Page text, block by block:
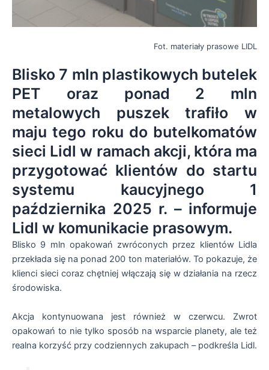
Fot. materiały prasowe LIDL
Blisko 7 mln plastikowych butelek
PET oraz ponad 2 mln
metalowych puszek trafiło w
maju tego roku do butelkomatów
sieci Lidl w ramach akcji, która ma
przygotować klientów do startu
systemu kaucyjnego 1
października 2025 r. – informuje
Lidl w komunikacie prasowym.
Blisko 9 mln opakowań zwróconych przez klientów Lidla
przekłada się na ponad 200 ton materiałów. To pokazuje, że
klienci sieci coraz chętniej włączają się w działania na rzecz
środowiska.
Akcja kontynuowana jest również w czerwcu. Zwrot
opakowań to nie tylko sposób na wsparcie planety, ale też
realna korzyść przy codziennych zakupach – podkreśla Lidl.